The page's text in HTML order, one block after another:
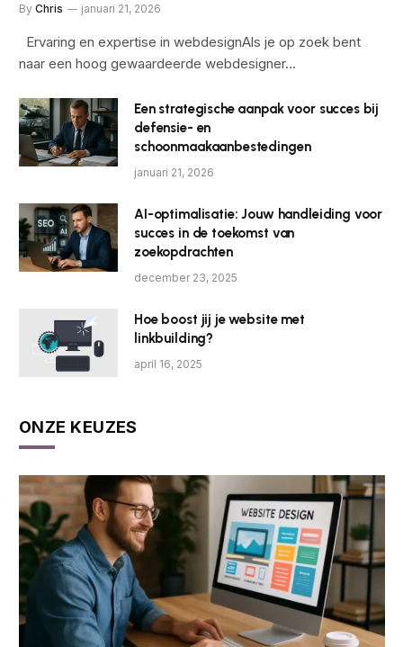
By Chris januari 21, 2026
Ervaring en expertise in webdesignAls je op zoek bent
naar een hoog gewaardeerde webdesigner…
Een strategische aanpak voor succes bij
defensie- en
schoonmaakaanbestedingen
januari 21, 2026
AI-optimalisatie: Jouw handleiding voor
succes in de toekomst van
zoekopdrachten
december 23, 2025
Hoe boost jij je website met
linkbuilding?
april 16, 2025
ONZE KEUZES